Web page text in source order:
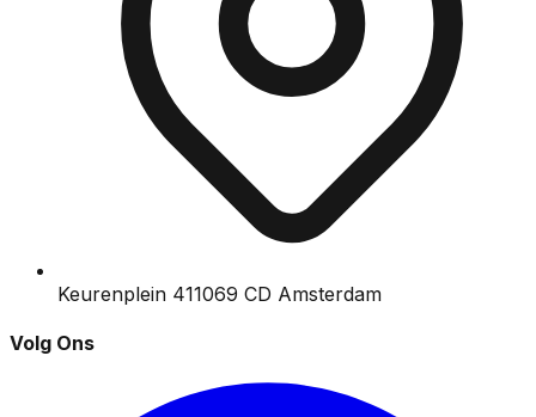
Keurenplein 411069 CD Amsterdam
Volg Ons